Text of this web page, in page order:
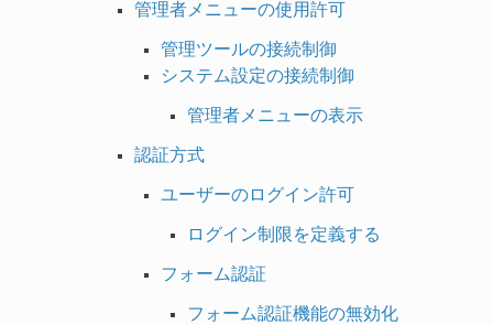
管理者メニューの使用許可
管理ツールの接続制御
システム設定の接続制御
管理者メニューの表示
認証方式
ユーザーのログイン許可
ログイン制限を定義する
フォーム認証
フォーム認証機能の無効化